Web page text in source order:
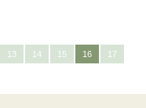
13 14 15 16 17